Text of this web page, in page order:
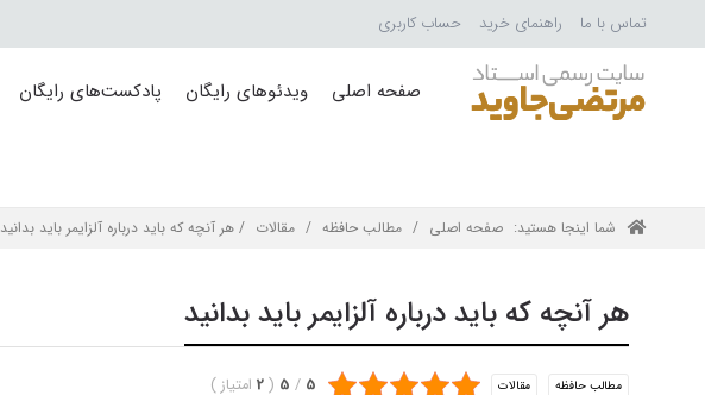
تماس با ما راهنمای خرید حساب کاربری
صفحه اصلی ویدئوهای رایگان پادکست‌های رایگان
شما اینجا هستید: صفحه اصلی / مطالب حافظه / مقالات / هر آنچه که باید درباره آلزایمر باید بدانید
هر آنچه که باید درباره آلزایمر باید بدانید
مطالب حافظه مقالات 5
/
5
(
2 امتیاز)